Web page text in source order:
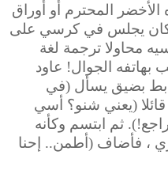
المحترم أو أوراق
كان يجلس في كرسي على
محاولا ترجمة لغة
بهاتفه الجوال! عاود
بضيق يسأل (في
(يعني شنو؟ أسي
ثم ابتسم وكأنه
، فأضاف (أطمن.. إحنا